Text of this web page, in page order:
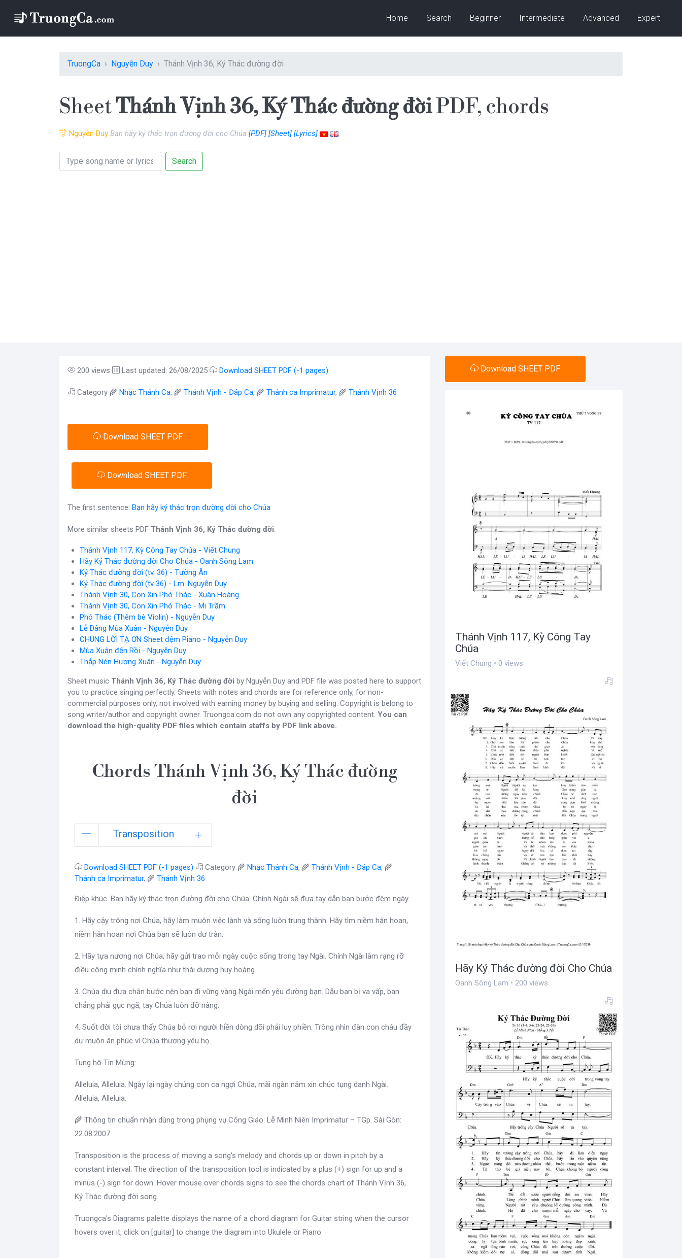
Home Search Beginner Intermediate Advanced Expert
TruongCa Nguyễn Duy Thánh Vịnh 36, Ký Thác đường đời
SheetThánh Vịnh 36, Ký Thác đường đờiPDF, chords
Nguyễn Duy Bạn hãy ký thác trọn đường đời cho Chúa [PDF] [Sheet] [Lyrics]
Search
200 views Last updated: 26/08/2025 Download SHEET PDF (-1 pages)
Category 🌾 Nhạc Thánh Ca, 🌾 Thánh Vịnh - Đáp Ca, 🌾 Thánh ca Imprimatur, 🌾 Thánh Vịnh 36
Download SHEET PDF
Download SHEET PDF
The first sentence: Bạn hãy ký thác trọn đường đời cho Chúa
More similar sheets PDF Thánh Vịnh 36, Ký Thác đường đời:
Thánh Vịnh 117, Kỳ Công Tay Chúa - Viết Chung
Hãy Ký Thác đường đời Cho Chúa - Oanh Sông Lam
Ký Thác đường đời (tv. 36) - Tường Ân
Ký Thác đường đời (tv 36) - Lm. Nguyễn Duy
Thánh Vịnh 30, Con Xin Phó Thác - Xuân Hoàng
Thánh Vịnh 30, Con Xin Phó Thác - Mi Trầm
Phó Thác (Thêm bè Violin) - Nguyễn Duy
Lễ Dâng Mùa Xuân - Nguyễn Duy
CHUNG LỜI TẠ ƠN Sheet đệm Piano - Nguyễn Duy
Mùa Xuân đến Rồi - Nguyễn Duy
Thắp Nén Hương Xuân - Nguyễn Duy
Sheet music Thánh Vịnh 36, Ký Thác đường đời by Nguyễn Duy and PDF file was posted here to support
you to practice singing perfectly. Sheets with notes and chords are for reference only, for non-
commercial purposes only, not involved with earning money by buying and selling. Copyright is belong to
song writer/author and copyright owner. Truongca.com do not own any copyrighted content. You can
download the high-quality PDF files which contain staffs by PDF link above.
Chords Thánh Vịnh 36, Ký Thác đường
đời
Transposition
Download SHEET PDF (-1 pages) Category 🌾 Nhạc Thánh Ca, 🌾 Thánh Vịnh - Đáp Ca, 🌾
Thánh ca Imprimatur, 🌾 Thánh Vịnh 36
Điệp khúc. Bạn hãy ký thác trọn đường đời cho Chúa. Chính Ngài sẽ đưa tay dẫn bạn bước đêm ngày.
1. Hãy cậy trông nơi Chúa, hãy làm muôn việc lành và sống luôn trung thành. Hãy tìm niềm hân hoan,
niềm hân hoan nơi Chúa bạn sẽ luôn dư tràn.
2. Hãy tựa nương nơi Chúa, hãy gửi trao mỗi ngày cuộc sống trong tay Ngài. Chính Ngài làm rạng rỡ
điều công minh chính nghĩa như thái dương huy hoàng.
3. Chúa dìu đưa chân bước nên bạn đi vững vàng Ngài mến yêu đường bạn. Dẫu bạn bị va vấp, bạn
chẳng phải gục ngã, tay Chúa luôn đỡ nâng.
4. Suốt đời tôi chưa thấy Chúa bỏ rơi người hiền dòng dõi phải luỵ phiền. Trông nhìn đàn con cháu đầy
dư muôn ân phúc vì Chúa thương yêu họ.
Tung hô Tin Mừng:
Alleluia, Alleluia. Ngày lại ngày chúng con ca ngợi Chúa, mãi ngàn năm xin chúc tụng danh Ngài.
Alleluia, Alleluia.
🌾 Thông tin chuẩn nhận dùng trong phụng vụ Công Giáo: Lễ Minh Niên Imprimatur – TGp. Sài Gòn:
22.08.2007
Transposition is the process of moving a song's melody and chords up or down in pitch by a
constant interval. The direction of the transposition tool is indicated by a plus (+) sign for up and a
minus (-) sign for down. Hover mouse over chords signs to see the chords chart of Thánh Vịnh 36,
Ký Thác đường đời song.
Truongca's Diagrams palette displays the name of a chord diagram for Guitar string when the cursor
hovers over it, click on [guitar] to change the diagram into Ukulele or Piano.
Download SHEET PDF
Thánh Vịnh 117, Kỳ Công Tay
Chúa
Viết Chung • 0 views
Hãy Ký Thác đường đời Cho Chúa
Oanh Sông Lam • 200 views